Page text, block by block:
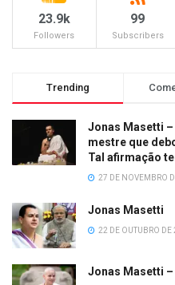
23.9k
Followers
99
Subscribers
Trending
Jonas Masetti
mestre que
Tal afirmação
27 DE NOVEMBRO
Jonas Masetti
22 DE OUTUBRO DE
Jonas Masetti